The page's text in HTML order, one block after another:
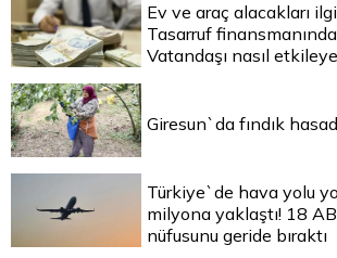
Ev ve araç alacakları
Tasarruf
Vatandaşı nasıl
Giresun`da fındık
Türkiye`de hava yolu
milyona yaklaştı! 18
nüfusunu geride bıraktı